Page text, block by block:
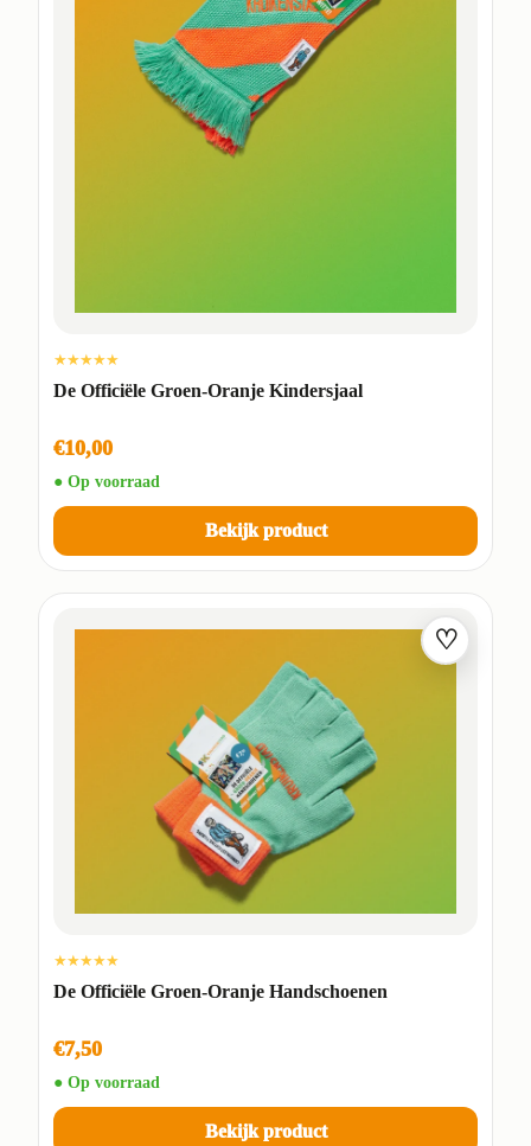
★★★★★
De Officiële Groen-Oranje Kindersjaal
€10,00
● Op voorraad
Bekijk product
♡
★★★★★
De Officiële Groen-Oranje Handschoenen
€7,50
● Op voorraad
Bekijk product